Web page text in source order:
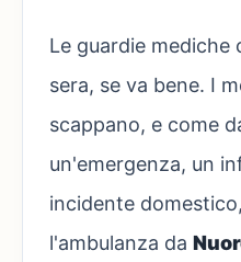
Le guardie
sera, se va bene. I
scappano, e come
un'emergenza, un
incidente
l'ambulanza da